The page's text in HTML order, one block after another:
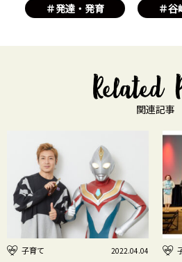
＃発達・発育
＃谷
関連記事
子育て 2022.04.04